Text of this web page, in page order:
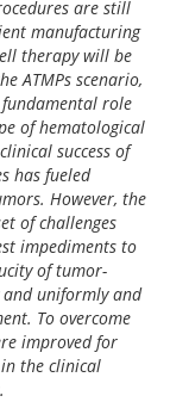
are still
manufacturing
therapy will be
ATMPs scenario,
fundamental role
of hematological
success of
has fueled
However, the
of challenges
impediments to
of tumor-
and uniformly and
To overcome
improved for
in the clinical